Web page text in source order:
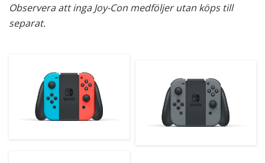
Observera att inga Joy-Con medföljer utan köps till
separat.